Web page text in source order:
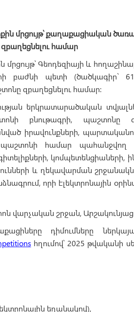
քին մրցույթ՝ քաղաքացիական
համար
Գեոդեզիայի և
բաժնի պետի (ծածկագիր` 61-
զբաղեցնելու համար:
երկրատարածական
բնութագրի, պաշտոնը
իրավունքների,
համար պահանջվող
կոմպետենցիաների,
և ղեկավարման
որի էլեկտրոնային
վարչական շրջան, Արշակունյաց
դիմումները
հղումով՝ 2025 թվականի
եղանակով),